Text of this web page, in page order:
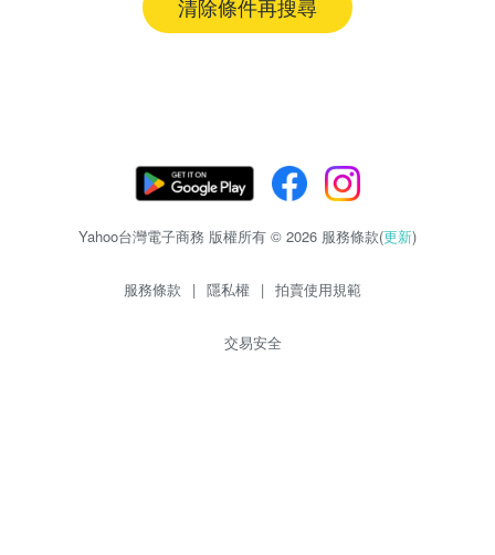
清除條件再搜尋
Yahoo台灣電子商務 版權所有 © 2026 服務條款(更新)
服務條款 | 隱私權 | 拍賣使用規範
交易安全